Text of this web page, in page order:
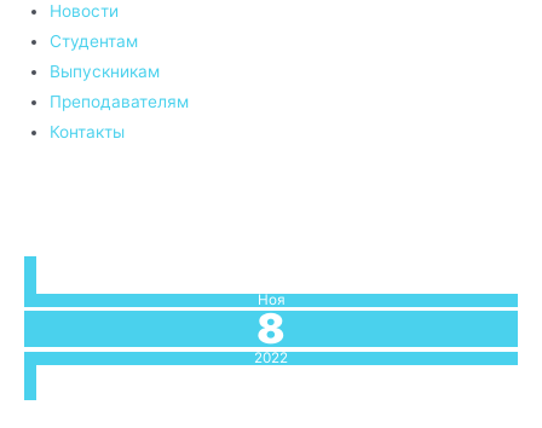
Новости
Студентам
Выпускникам
Преподавателям
Контакты
Ноя
8
2022